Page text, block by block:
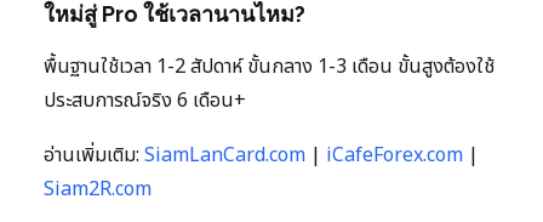
ใหม่สู่ Pro ใช้เวลานานไหม?
พื้นฐานใช้เวลา 1-2 สัปดาห์ ขั้นกลาง 1-3 เดือน ขั้นสูงต้องใช้
ประสบการณ์จริง 6 เดือน+
อ่านเพิ่มเติม: SiamLanCard.com | iCafeForex.com |
Siam2R.com